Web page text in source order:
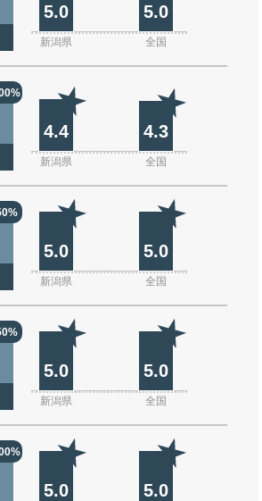
5.0 5.0
新潟県 全国
4.4 4.3
新潟県 全国
5.0 5.0
新潟県 全国
5.0 5.0
新潟県 全国
5.0 5.0